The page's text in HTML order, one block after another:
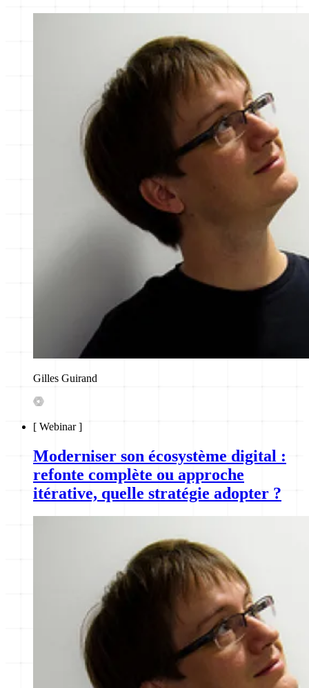
Gilles Guirand
[ Webinar]
Moderniser son écosystème digital :
refonte complète ou approche
itérative, quelle stratégie adopter ?